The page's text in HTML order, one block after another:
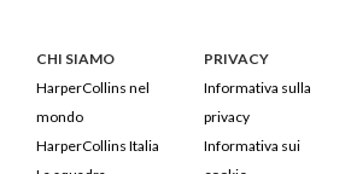
CHI SIAMO
HarperCollins nel
mondo
HarperCollins Italia
PRIVACY
Informativa sulla
privacy
Informativa sui